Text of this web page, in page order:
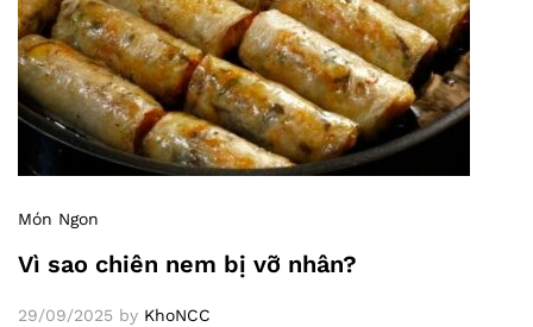
Món Ngon
Vì sao chiên nem bị vỡ nhân?
29/09/2025 by KhoNCC